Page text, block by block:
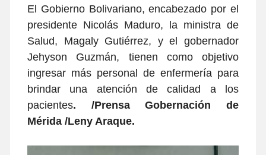
El Gobierno Bolivariano, encabezado por el
presidente Nicolás Maduro, la ministra de
Salud, Magaly Gutiérrez, y el gobernador
Jehyson Guzmán, tienen como objetivo
ingresar más personal de enfermería para
brindar una atención de calidad a los
pacientes. /Prensa Gobernación de
Mérida /Leny Araque.